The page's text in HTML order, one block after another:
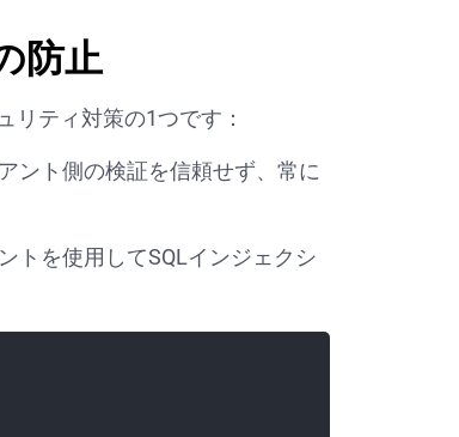
防止
リティ対策の1つです：
ント側の検証を信頼せず、常に
トを使用してSQLインジェクシ